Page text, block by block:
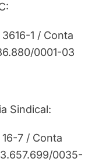
1 / Conta
0001-03
Sindical:
7 / Conta
0035-